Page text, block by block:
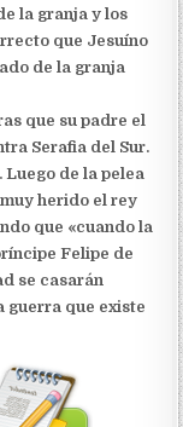
la granja y los
que Jesuíno
de la granja
que su padre el
Serafia del Sur.
Luego de la pelea
herido el rey
que «cuando la
Felipe de
se casarán
guerra que existe